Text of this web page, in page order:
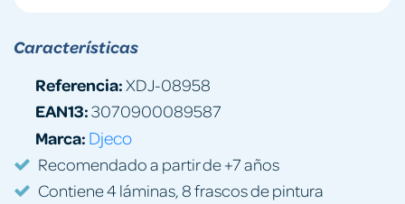
Características
Referencia:XDJ-08958
EAN13:3070900089587
Marca: Djeco
Recomendado a partir de +7 años
Contiene 4 láminas, 8 frascos de pintura